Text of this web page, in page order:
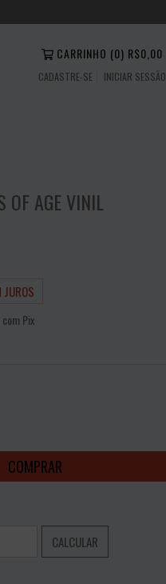
CARRINHO (0) R$0,00
CADASTRE-SE INICIAR SESSÃO
OF AGE VINIL
JUROS
Pix
CALCULAR